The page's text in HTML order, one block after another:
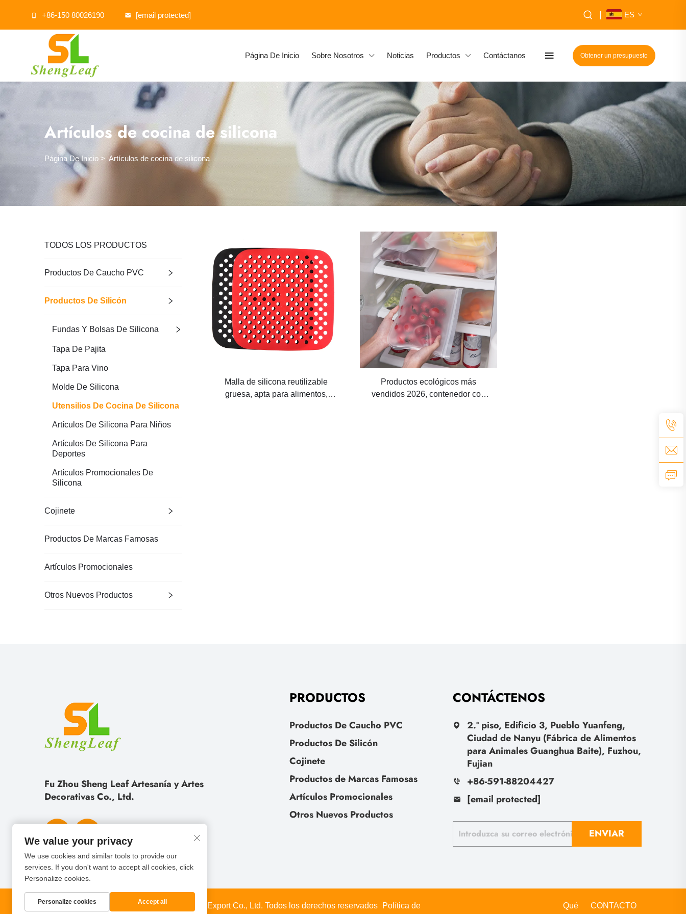
+86-150 80026190 [email protected] ES
Página De Inicio Sobre Nosotros Noticias Productos Contáctanos Obtener un presupuesto
Artículos de cocina de silicona
Página De Inicio> Artículos de cocina de silicona
TODOS LOS PRODUCTOS
Productos De Caucho PVC
Productos De Silicón
Fundas Y Bolsas De Silicona
Tapa De Pajita
Tapa Para Vino
Molde De Silicona
Utensilios De Cocina De Silicona
Artículos De Silicona Para Niños
Artículos De Silicona Para
Deportes
Artículos Promocionales De
Silicona
Cojinete
Productos De Marcas Famosas
Artículos Promocionales
Otros Nuevos Productos
Malla de silicona reutilizable
gruesa, apta para alimentos,
Productos ecológicos más
vendidos 2026, contenedor con
Fu Zhou Sheng Leaf Artesanía y Artes
Decorativas Co., Ltd.
PRODUCTOS
Productos De Caucho PVC
Productos De Silicón
Cojinete
Productos de Marcas Famosas
Artículos Promocionales
Otros Nuevos Productos
CONTÁCTENOS
2.º piso, Edificio 3, Pueblo Yuanfeng,
Ciudad de Nanyu (Fábrica de Alimentos
para Animales Guanghua Baite), Fuzhou,
Fujian
+86-591-88204427
[email protected]
ENVIAR
Copyright © Fu Zhou Sheng Leaf Import And Export Co., Ltd. Todos los derechos reservados
Política de
Qué CONTACTO
We value your privacy
We use cookies and similar tools to provide our
services. If you don't want to accept all cookies, click
Personalize cookies.
Personalize cookies Accept all